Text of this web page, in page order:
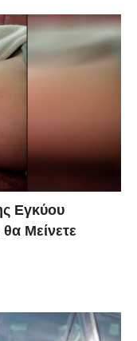
Εγκύου
Μείνετε